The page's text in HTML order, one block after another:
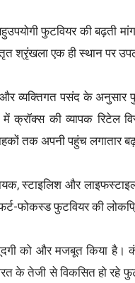
फुटवियर की बढ़ती
श्रृंखला एक ही स्थान पर
और व्यक्तिगत पसंद के
क्रॉक्स की व्यापक रिटेल
तक अपनी पहुंच लगातार
स्टाइलिश और
फोकस्ड फुटवियर की
को और मजबूत किया है।
के तेजी से विकसित हो रहे